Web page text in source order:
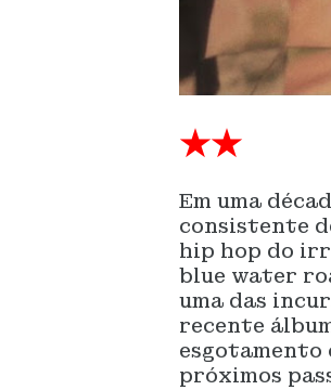
★★
Em uma
consistente
hip hop do
blue water
uma das
recente
esgotamento
próximos